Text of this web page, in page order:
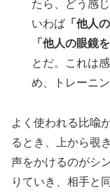
たら、どう感
いわば 「他人
「他人の眼鏡
とだ。これは
め、トレーニ
よく使われる比喩
るとき、上から覗
声をかけるのがシ
りていき、相手と